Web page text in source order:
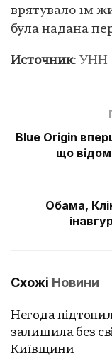
врятувало їм
була надана
Источник: УНН
Blue Origin
що
Обама,
Схожі Новини
Негода
залишила без
Київщини